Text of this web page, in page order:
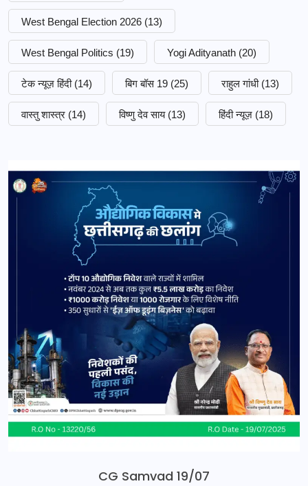
West Bengal Election 2026 (13)
West Bengal Politics (19) Yogi Adityanath (20)
टेक न्यूज़ हिंदी (14) बिग बॉस 19 (25) राहुल गांधी (13)
वास्तु शास्त्र (14) विष्णु देव साय (13) हिंदी न्यूज़ (18)
CG Samvad 19/07